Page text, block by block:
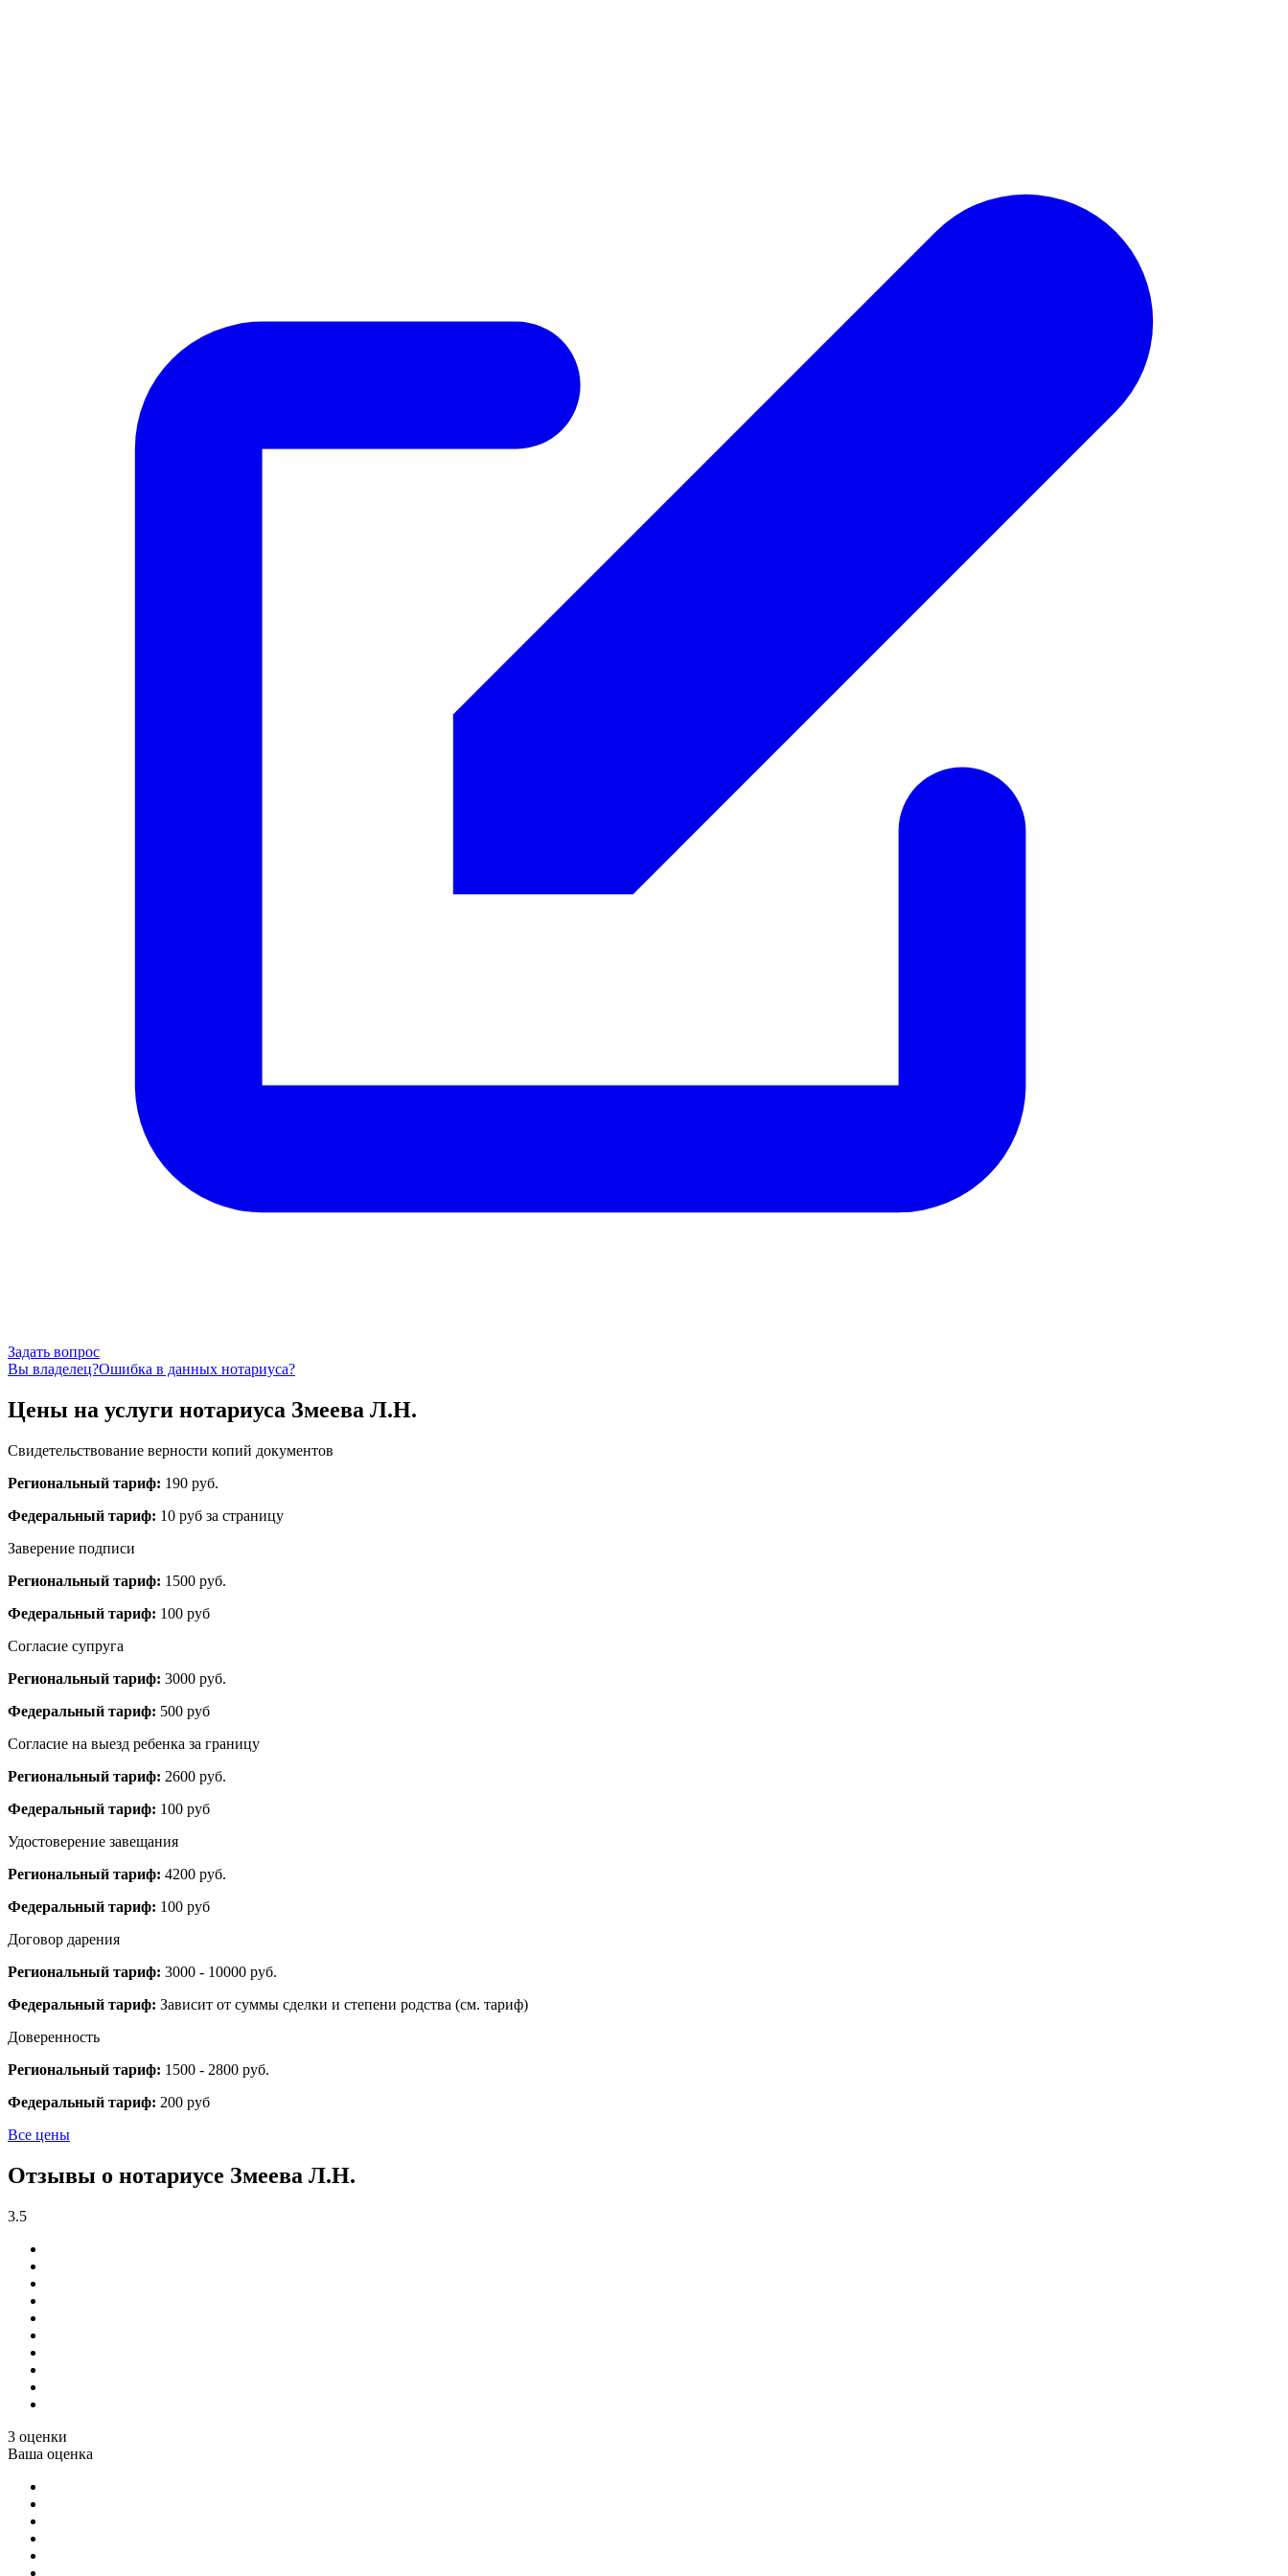
Задать вопрос
Вы владелец?Ошибка в данных нотариуса?
Цены на услуги нотариуса Змеева Л.Н.
Свидетельствование верности копий документов
Региональный тариф: 190 руб.
Федеральный тариф: 10 руб за страницу
Заверение подписи
Региональный тариф: 1500 руб.
Федеральный тариф: 100 руб
Согласие супруга
Региональный тариф: 3000 руб.
Федеральный тариф: 500 руб
Согласие на выезд ребенка за границу
Региональный тариф: 2600 руб.
Федеральный тариф: 100 руб
Удостоверение завещания
Региональный тариф: 4200 руб.
Федеральный тариф: 100 руб
Договор дарения
Региональный тариф: 3000 - 10000 руб.
Федеральный тариф: Зависит от суммы сделки и степени родства (см. тариф)
Доверенность
Региональный тариф: 1500 - 2800 руб.
Федеральный тариф: 200 руб
Все цены
Отзывы о нотариусе Змеева Л.Н.
3.5
3 оценки
Ваша оценка